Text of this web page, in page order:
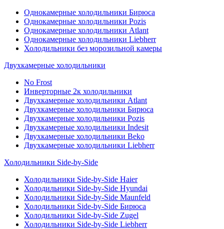
Однокамерные холодильники Бирюса
Однокамерные холодильники Pozis
Однокамерные холодильники Atlant
Однокамерные холодильники Liebherr
Холодильники без морозильной камеры
Двухкамерные холодильники
No Frost
Инверторные 2к холодильники
Двухкамерные холодильники Atlant
Двухкамерные холодильники Бирюса
Двухкамерные холодильники Pozis
Двухкамерные холодильники Indesit
Двухкамерные холодильники Beko
Двухкамерные холодильники Liebherr
Холодильники Side-by-Side
Холодильники Side-by-Side Haier
Холодильники Side-by-Side Hyundai
Холодильники Side-by-Side Maunfeld
Холодильники Side-by-Side Бирюса
Холодильники Side-by-Side Zugel
Холодильники Side-by-Side Liebherr